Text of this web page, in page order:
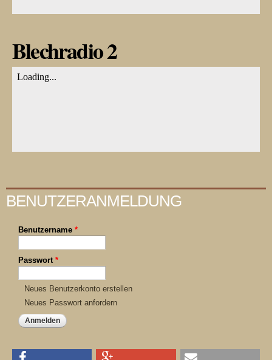
Blechradio 2
BENUTZERANMELDUNG
Benutzername *
Passwort *
Neues Benutzerkonto erstellen
Neues Passwort anfordern